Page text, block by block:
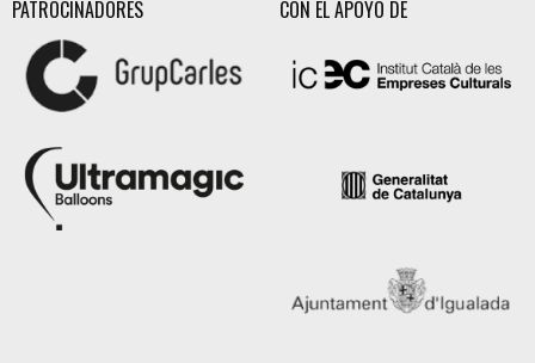
PATROCINADORES CON EL APOYO DE